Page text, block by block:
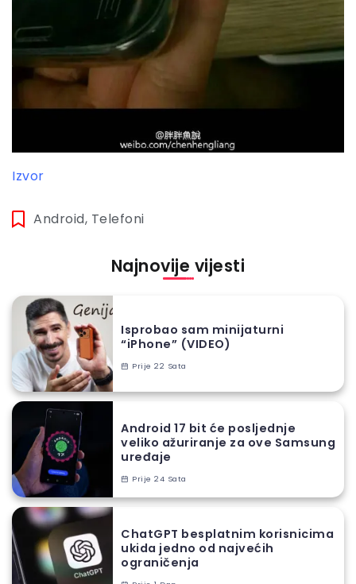
Izvor
Android, Telefoni
Najnovije vijesti
Isprobao sam minijaturni
“iPhone” (VIDEO)
Prije 22 Sata
Android 17 bit će posljednje
veliko ažuriranje za ove Samsung
uređaje
Prije 24 Sata
ChatGPT besplatnim korisnicima
ukida jedno od najvećih
ograničenja